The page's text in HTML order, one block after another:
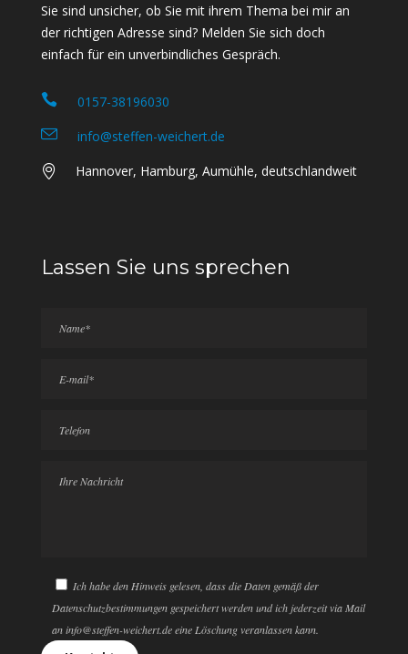
Sie sind unsicher, ob Sie mit ihrem Thema bei mir an
der richtigen Adresse sind? Melden Sie sich doch
einfach für ein unverbindliches Gespräch.
0157-38196030
info@steffen-weichert.de
Hannover, Hamburg, Aumühle, deutschlandweit
Lassen Sie uns sprechen
Ich habe den Hinweis gelesen, dass die Daten gemäß der
Datenschutzbestimmungen gespeichert werden und ich jederzeit via Mail
an info@steffen-weichert.de eine Löschung veranlassen kann.